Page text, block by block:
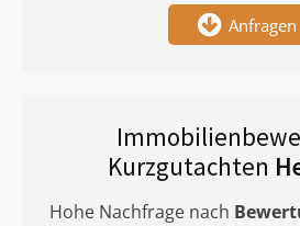
Anfragen
Kurzgutachten
Hohe Nachfrage nach